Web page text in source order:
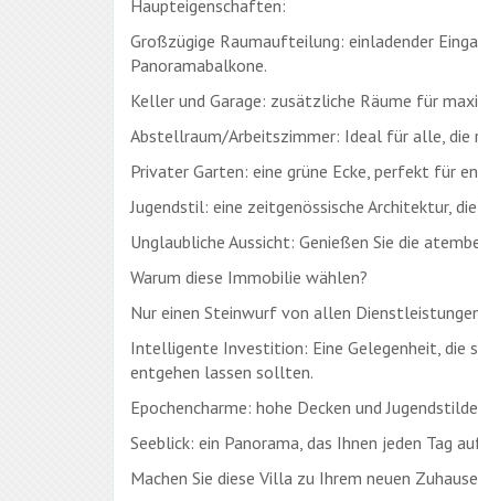
Haupteigenschaften:
Großzügige Raumaufteilung: einladender
Panoramabalkone.
Keller und Garage: zusätzliche Räume für
Abstellraum/Arbeitszimmer: Ideal für alle, die
Privater Garten: eine grüne Ecke, perfekt für
Jugendstil: eine zeitgenössische Architektur,
Unglaubliche Aussicht: Genießen Sie die
Warum diese Immobilie wählen?
Nur einen Steinwurf von allen
Intelligente Investition: Eine Gelegenheit, die
entgehen lassen sollten.
Epochencharme: hohe Decken und
Seeblick: ein Panorama, das Ihnen jeden Tag
Machen Sie diese Villa zu Ihrem neuen